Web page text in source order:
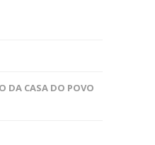
DA CASA DO POVO